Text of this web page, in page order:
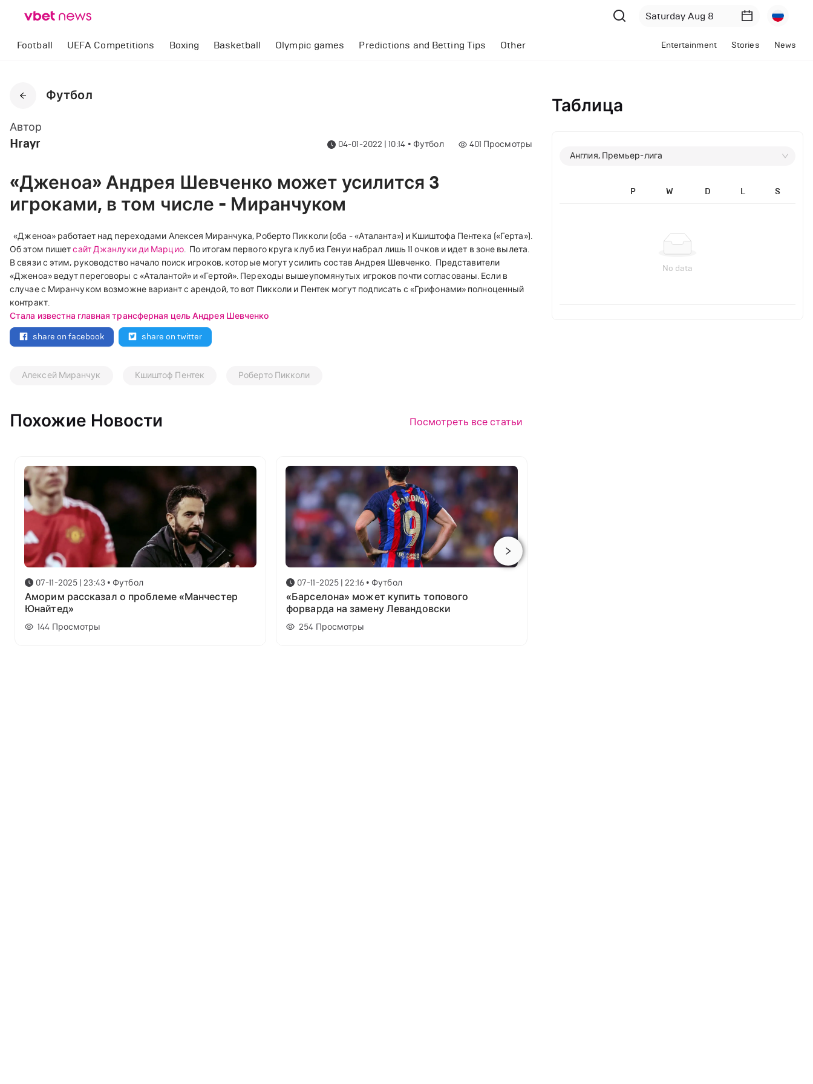
Football UEFA Competitions Boxing Basketball Olympic games Predictions and Betting Tips Other Entertainment Stories News
Футбол
Автор
Hrayr 04-01-2022 | 10:14 • Футбол 401 Просмотры
«Дженоа» Андрея Шевченко может усилится 3
игроками, в том числе - Миранчуком
«Дженоа» работает над переходами Алексея Миранчука, Роберто Пикколи (оба - «Аталанта») и Кшиштофа Пентека («Герта»).
Об этом пишетсайт Джанлуки ди Марцио. По итогам первого круга клуб из Генуи набрал лишь 11 очков и идет в зоне вылета.
В связи с этим, руководство начало поиск игроков, которые могут усилить состав Андрея Шевченко. Представители
«Дженоа» ведут переговоры с «Аталантой» и «Гертой». Переходы вышеупомянутых игроков почти согласованы. Если в
случае с Миранчуком возможне вариант с арендой, то вот Пикколи и Пентек могут подписать с «Грифонами» полноценный
контракт.
Стала известна главная трансферная цель Андрея Шевченко
share on facebook
share on twitter
Алексей Миранчук Кшиштоф Пентек Роберто Пикколи
Похожие Новости Посмотреть все статьи
07-11-2025 | 23:43 • Футбол
Аморим рассказал о проблеме «Манчестер
Юнайтед»
144 Просмотры
07-11-2025 | 22:16 • Футбол
«Барселона» может купить топового
форварда на замену Левандовски
254 Просмотры
Таблица
Англия, Премьер-лига
P W D L S
No data